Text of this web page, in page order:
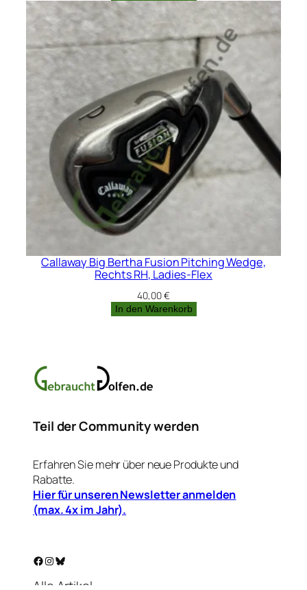
Callaway Big Bertha Fusion Pitching Wedge,
Rechts RH, Ladies-Flex
40,00€
In den Warenkorb
Teil der Community werden
Erfahren Sie mehr über neue Produkte und
Rabatte.
Hier für unseren Newsletter anmelden
(max. 4x im Jahr).
Facebook Instagram Bluesky
Alle Artikel